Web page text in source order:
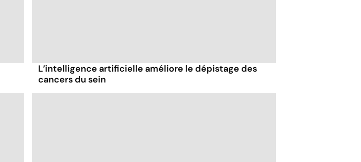
L’intelligence artificielle améliore le dépistage des
cancers du sein